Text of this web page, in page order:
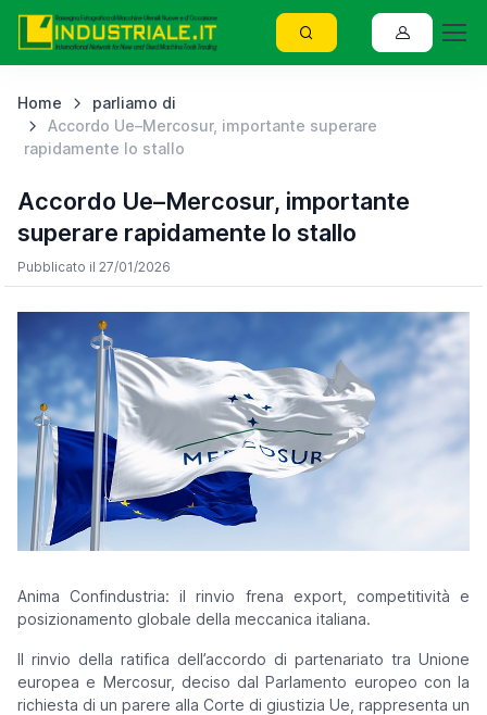
Home
parliamo di
Accordo Ue–Mercosur, importante superare
rapidamente lo stallo
Accordo Ue–Mercosur, importante
superare rapidamente lo stallo
Pubblicato il 27/01/2026
Anima Confindustria: il rinvio frena export, competitività e
posizionamento globale della meccanica italiana.
Il rinvio della ratifica dell’accordo di partenariato tra Unione
europea e Mercosur, deciso dal Parlamento europeo con la
richiesta di un parere alla Corte di giustizia Ue, rappresenta un